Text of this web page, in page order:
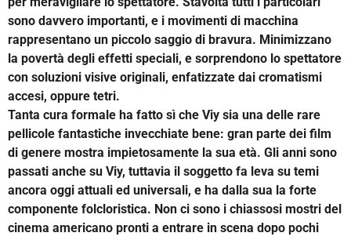
sono davvero importanti, e i movimenti di macchina
rappresentano un piccolo saggio di bravura. Minimizzano
la povertà degli effetti speciali, e sorprendono lo spettatore
con soluzioni visive originali, enfatizzate dai cromatismi
accesi, oppure tetri.
Tanta cura formale ha fatto sì che Viy sia una delle rare
pellicole fantastiche invecchiate bene: gran parte dei film
di genere mostra impietosamente la sua età. Gli anni sono
passati anche su Viy, tuttavia il soggetto fa leva su temi
ancora oggi attuali ed universali, e ha dalla sua la forte
componente folcloristica. Non ci sono i chiassosi mostri del
cinema americano pronti a entrare in scena dopo pochi